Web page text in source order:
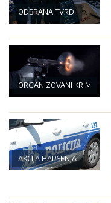
ODBRANA TVRDI
ORGANIZOVANI KRIMINAL
AKCIJA HAPŠENJA